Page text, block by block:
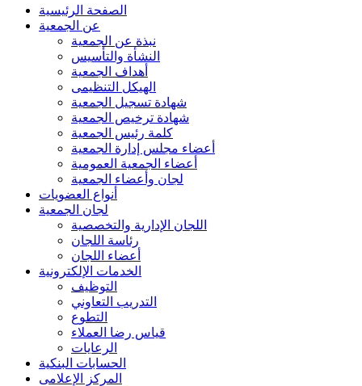
الصفحة الرئيسية
عن الجمعية
نبذة عن الجمعية
النشأة والتأسيس
أهداف الجمعية
الهيكل التنظيمى
شهادة تسجيل الجمعية
شهادة ترخيص الجمعية
كلمة رئيس الجمعية
أعضاء مجلس إدارة الجمعية
أعضاء الجمعية العمومية
لجان وأعضاء الجمعية
أنواع العضويات
لجان الجمعية
اللجان الإدارية والتخصصية
رئاسة اللجان
أعضاء اللجان
الخدمات الإلكترونية
التوظيف
التدريب التعاوني
التطوع
قياس رضا العملاء
الرعايات
الحسابات البنكية
المركز الإعلامى